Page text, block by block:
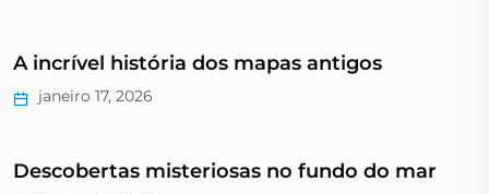
A incrível história dos mapas antigos
janeiro 17, 2026
Descobertas misteriosas no fundo do mar